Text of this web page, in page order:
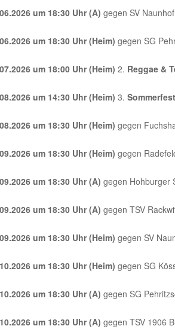
um 18:30 Uhr (A) gegen SV
um 18:30 Uhr (Heim) gegen SG
um 18:00 Uhr (Heim) 2. Reggae &
um 14:30 Uhr (Heim) 3.
um 18:30 Uhr (Heim) gegen
um 18:30 Uhr (Heim) gegen
um 18:30 Uhr (A) gegen Hohburger
um 18:30 Uhr (A) gegen TSV
um 18:30 Uhr (Heim) gegen SV
um 18:30 Uhr (Heim) gegen SG
um 18:30 Uhr (A) gegen SG
um 18:30 Uhr (A) gegen TSV 1906